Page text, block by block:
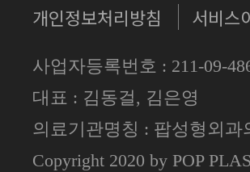
개인정보처리방침 서비스
사업자등록번호 : 211-09-
대표 : 김동걸, 김은영
의료기관명칭 : 팝성형외과
Copyright 2020 by POP